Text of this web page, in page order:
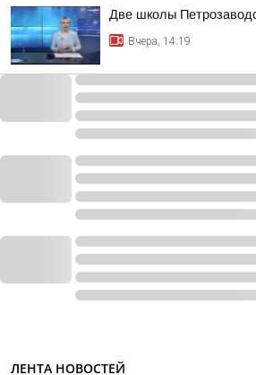
Две школы
Вчера, 14:19
ЛЕНТА НОВОСТЕЙ